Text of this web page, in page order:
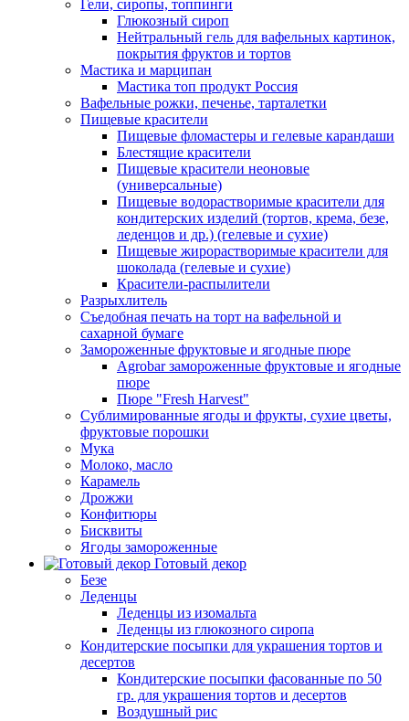
Гели, сиропы, топпинги
Глюкозный сироп
Нейтральный гель для вафельных картинок,
покрытия фруктов и тортов
Мастика и марципан
Мастика топ продукт Россия
Вафельные рожки, печенье, тарталетки
Пищевые красители
Пищевые фломастеры и гелевые карандаши
Блестящие красители
Пищевые красители неоновые
(универсальные)
Пищевые водорастворимые красители для
кондитерских изделий (тортов, крема, безе,
леденцов и др.) (гелевые и сухие)
Пищевые жирорастворимые красители для
шоколада (гелевые и сухие)
Красители-распылители
Разрыхлитель
Съедобная печать на торт на вафельной и
сахарной бумаге
Замороженные фруктовые и ягодные пюре
Agrobar замороженные фруктовые и ягодные
пюре
Пюре "Fresh Harvest"
Сублимированные ягоды и фрукты, сухие цветы,
фруктовые порошки
Мука
Молоко, масло
Карамель
Дрожжи
Конфитюры
Бисквиты
Ягоды замороженные
Готовый декор
Безе
Леденцы
Леденцы из изомальта
Леденцы из глюкозного сиропа
Кондитерские посыпки для украшения тортов и
десертов
Кондитерские посыпки фасованные по 50
гр. для украшения тортов и десертов
Воздушный рис